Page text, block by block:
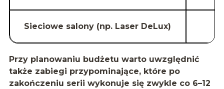
Sieciowe salony (np. Laser DeLux)
Przy planowaniu budżetu warto uwzględnić
także zabiegi przypominające, które po
zakończeniu serii wykonuje się zwykle co 6–12